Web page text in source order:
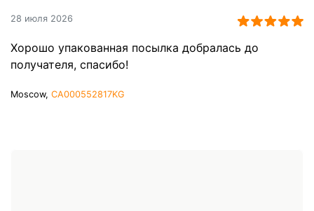
28 июля 2026
Хорошо упакованная посылка добралась до
получателя, спасибо!
Moscow, CA000552817KG